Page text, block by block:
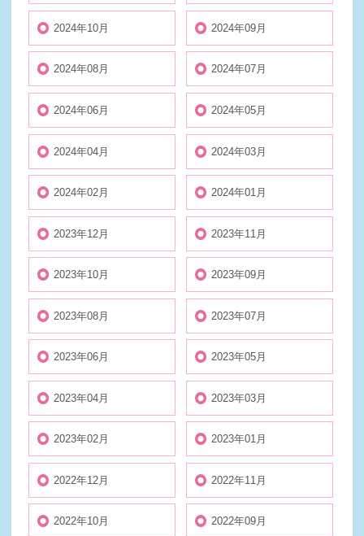
2024年10月 2024年09月
2024年08月 2024年07月
2024年06月 2024年05月
2024年04月 2024年03月
2024年02月 2024年01月
2023年12月 2023年11月
2023年10月 2023年09月
2023年08月 2023年07月
2023年06月 2023年05月
2023年04月 2023年03月
2023年02月 2023年01月
2022年12月 2022年11月
2022年10月 2022年09月